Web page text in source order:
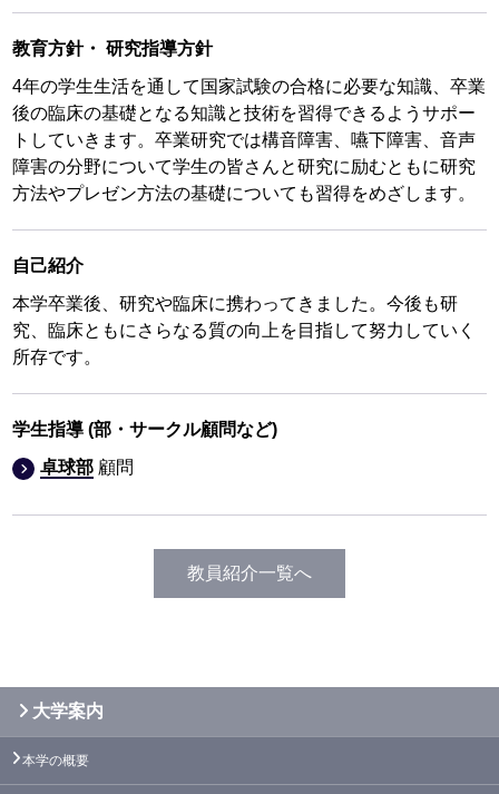
教育方針・ 研究指導方針
4年の学生生活を通して国家試験の合格に必要な知識、卒業
後の臨床の基礎となる知識と技術を習得できるようサポー
トしていきます。卒業研究では構音障害、嚥下障害、音声
障害の分野について学生の皆さんと研究に励むともに研究
方法やプレゼン方法の基礎についても習得をめざします。
自己紹介
本学卒業後、研究や臨床に携わってきました。今後も研
究、臨床ともにさらなる質の向上を目指して努力していく
所存です。
学生指導 (部・サークル顧問など)
卓球部 顧問
教員紹介一覧へ
大学案内
本学の概要